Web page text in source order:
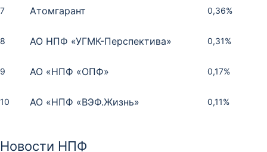
7 Атомгарант 0,36%
8 АО НПФ «УГМК-Перспектива» 0,31%
9 АО «НПФ «ОПФ» 0,17%
10 АО «НПФ «ВЭФ.Жизнь» 0,11%
1 Сбербанк
1 АО "Ханты-Мансийский НПФ"
1 Сбербанк
Новости НПФ